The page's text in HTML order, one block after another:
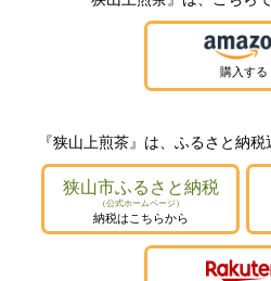
『狭山上煎茶』は、ふるさと納税